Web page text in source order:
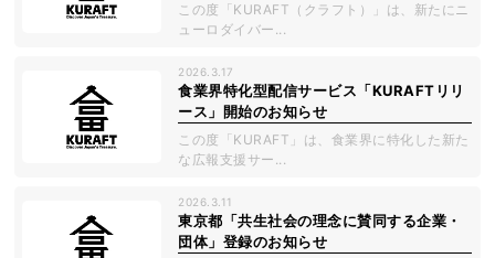
この度「KURAFT（クラフト）」は、新たにニ
ューロダイバー...
2026.3.17
食業界特化型配信サービス「KURAFTリリ
ース」開始のお知らせ
この度「KURAFT」は、食業界に特化した新た
な広報支援サー...
2026.3.11
東京都「共生社会の理念に賛同する企業・
団体」登録のお知らせ